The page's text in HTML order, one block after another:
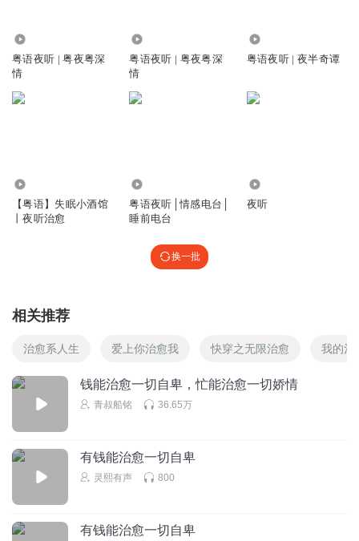
粤语夜听 | 粤夜粤深
情
粤语夜听 | 粤夜粤深
情
粤语夜听 | 夜半奇谭
【粤语】失眠小酒馆
丨夜听治愈
粤语夜听│情感电台│
睡前电台
夜听
换一批
相关推荐
治愈系人生 爱上你治愈我 快穿之无限治愈 我的治
钱能治愈一切自卑，忙能治愈一切娇情
青叔船铭 36.65万
有钱能治愈一切自卑
灵熙有声 800
有钱能治愈一切自卑